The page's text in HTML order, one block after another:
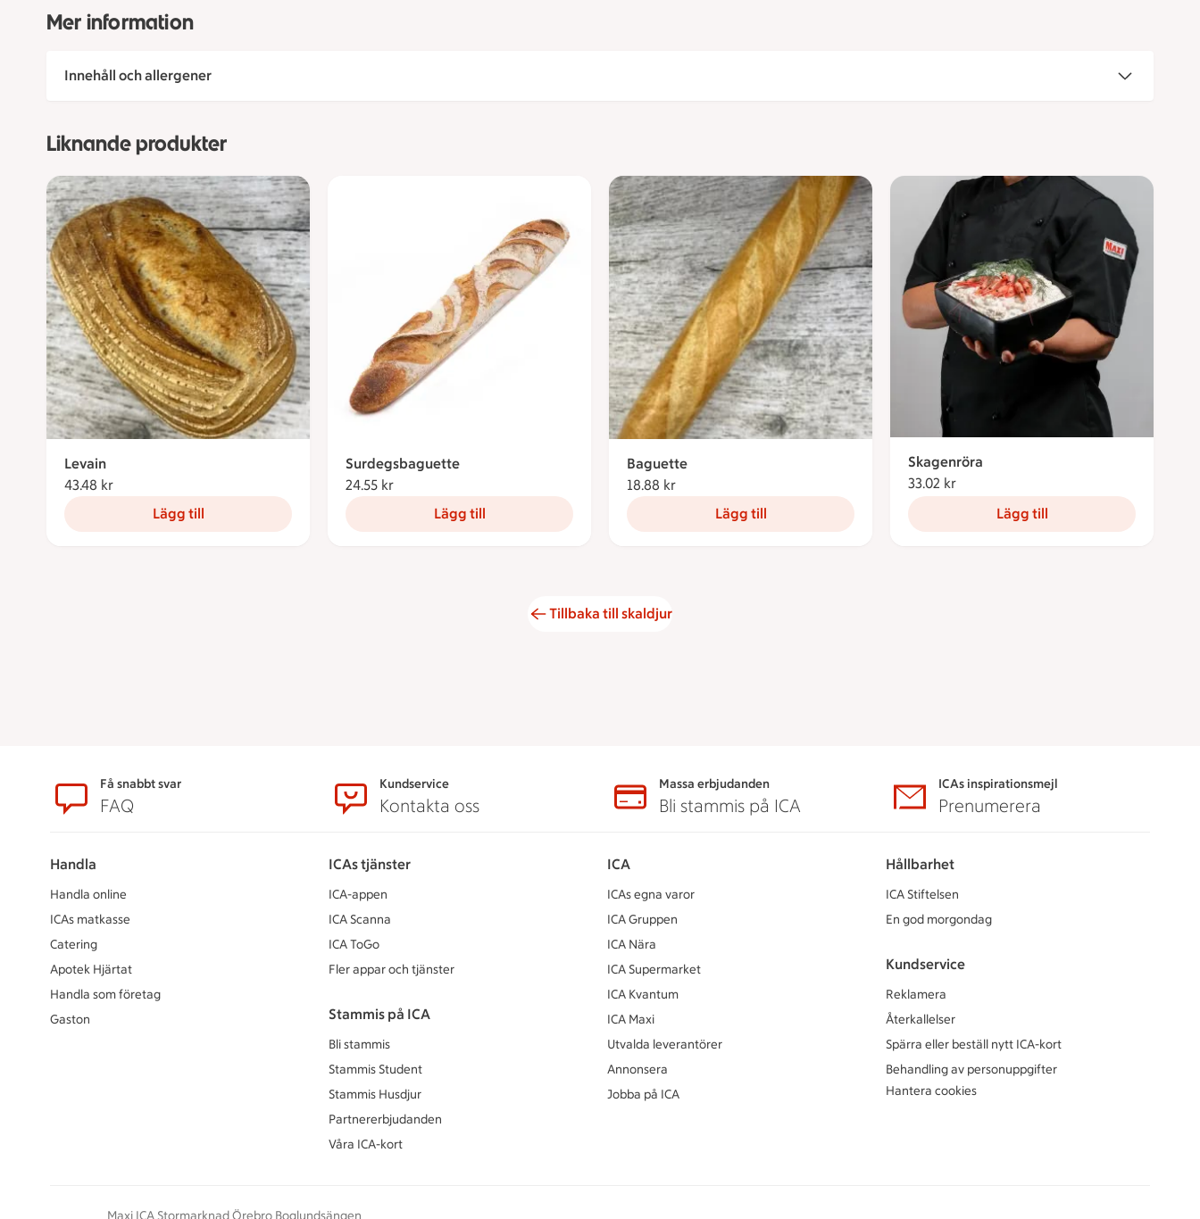
Mer information
Innehåll och allergener
Liknande produkter
Levain
43.48 kr
Lägg till
Surdegsbaguette
24.55 kr
Lägg till
Baguette
18.88 kr
Lägg till
Skagenröra
33.02 kr
Lägg till
Tillbaka till skaldjur
SidfotFå snabbt svar
FAQ
Kundservice
Kontakta oss
Massa erbjudanden
Bli stammis på ICA
ICAs inspirationsmejl
Prenumerera
Handla
Handla online
ICAs matkasse
Catering
Apotek Hjärtat
Handla som företag
Gaston
ICAs tjänster
ICA-appen
ICA Scanna
ICA ToGo
Fler appar och tjänster
Stammis på ICA
Bli stammis
Stammis Student
Stammis Husdjur
Partnererbjudanden
Våra ICA-kort
ICA
ICAs egna varor
ICA Gruppen
ICA Nära
ICA Supermarket
ICA Kvantum
ICA Maxi
Utvalda leverantörer
Annonsera
Jobba på ICA
Hållbarhet
ICA Stiftelsen
En god morgondag
Kundservice
Reklamera
Återkallelser
Spärra eller beställ nytt ICA-kort
Behandling av personuppgifter
Hantera cookies
Maxi ICA Stormarknad Örebro Boglundsängen